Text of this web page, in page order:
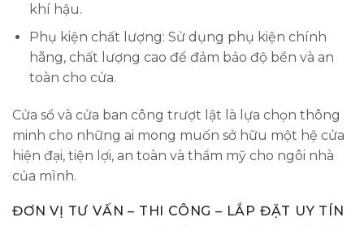
khí hậu.
Phụ kiện chất lượng: Sử dụng phụ kiện chính
hãng, chất lượng cao để đảm bảo độ bền và an
toàn cho cửa.
Cửa sổ và cửa ban công trượt lật là lựa chọn thông
minh cho những ai mong muốn sở hữu một hệ cửa
hiện đại, tiện lợi, an toàn và thẩm mỹ cho ngôi nhà
của mình.
ĐƠN VỊ TƯ VẤN – THI CÔNG – LẮP ĐẶT UY TÍN